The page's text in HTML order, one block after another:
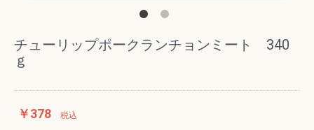
チューリップポークランチョンミート 340
ｇ
￥378 税込